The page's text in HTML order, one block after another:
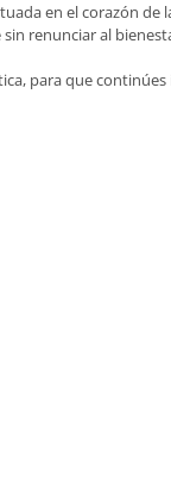
en el corazón de
renunciar al
para que